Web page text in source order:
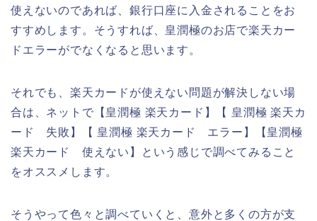
使えないのであれば、銀行口座に入金されることをお
すすめします。そうすれば、皇潤極のお店で楽天カー
ドエラーがでなくなると思います。
それでも、楽天カードが使えない問題が解決しない場
合は、ネットで【皇潤極 楽天カード】【 皇潤極 楽天カ
ード 失敗】【 皇潤極 楽天カード エラー】【皇潤極
楽天カード 使えない】という感じで調べてみること
をオススメします。
そうやって色々と調べていくと、意外と多くの方が支